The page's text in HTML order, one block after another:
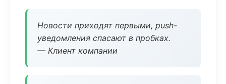
Новости приходят первыми, push-
уведомления спасают в пробках.
— Клиент компании